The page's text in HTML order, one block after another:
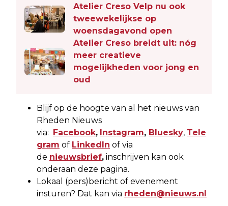
Atelier Creso Velp nu ook
tweewekelijkse op
woensdagavond open
Atelier Creso breidt uit: nóg
meer creatieve
mogelijkheden voor jong en
oud
Blijf op de hoogte van al het nieuws van
Rheden Nieuws
via: Facebook, Instagram, Bluesky, Tele
gram of LinkedIn of via
de nieuwsbrief, inschrijven kan ook
onderaan deze pagina.
Lokaal (pers)bericht of evenement
insturen? Dat kan via rheden@nieuws.nl